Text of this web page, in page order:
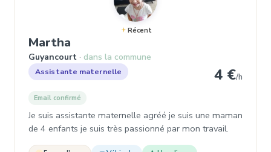
Récent
Martha
Guyancourt dans la commune
Assistante maternelle 4 €/h
Email confirmé
Je suis assistante maternelle agréé je suis une maman
de 4 enfants je suis très passionné par mon travail.